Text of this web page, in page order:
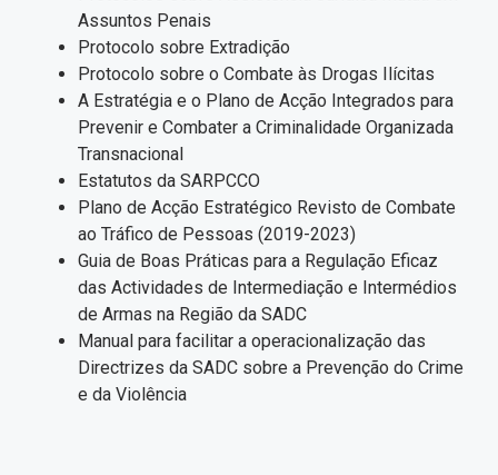
Assuntos Penais
Protocolo sobre Extradição
Protocolo sobre o Combate às Drogas Ilícitas
A Estratégia e o Plano de Acção Integrados para
Prevenir e Combater a Criminalidade Organizada
Transnacional
Estatutos da SARPCCO
Plano de Acção Estratégico Revisto de Combate
ao Tráfico de Pessoas (2019-2023)
Guia de Boas Práticas para a Regulação Eficaz
das Actividades de Intermediação e Intermédios
de Armas na Região da SADC
Manual para facilitar a operacionalização das
Directrizes da SADC sobre a Prevenção do Crime
e da Violência